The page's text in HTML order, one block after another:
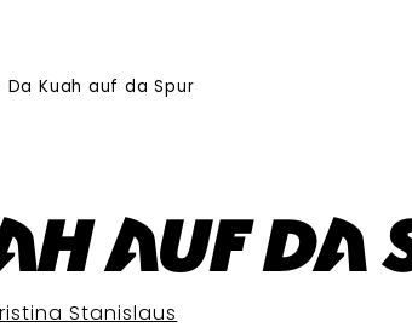
Da Kuah auf da Spur
auf da
Stanislaus